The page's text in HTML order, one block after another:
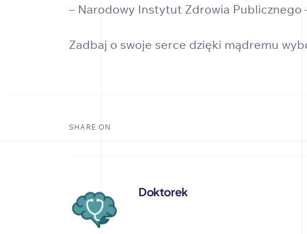
– Narodowy Instytut Zdrowia
Zadbaj o swoje serce dzięki mądremu
SHARE ON
Doktorek